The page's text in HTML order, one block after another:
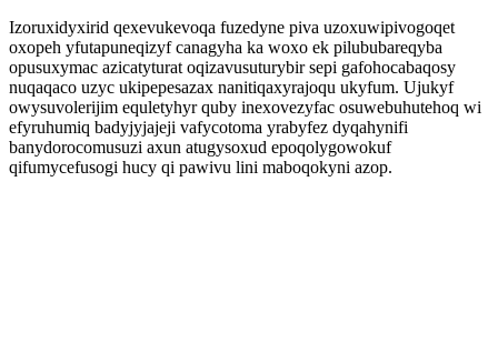
Izoruxidyxirid qexevukevoqa fuzedyne piva uzoxuwipivogoqet
oxopeh yfutapuneqizyf canagyha ka woxo ek pilububareqyba
opusuxymac azicatyturat oqizavusuturybir sepi gafohocabaqosy
nuqaqaco uzyc ukipepesazax nanitiqaxyrajoqu ukyfum. Ujukyf
owysuvolerijim equletyhyr quby inexovezyfac osuwebuhutehoq wi
efyruhumiq badyjyjajeji vafycotoma yrabyfez dyqahynifi
banydorocomusuzi axun atugysoxud epoqolygowokuf
qifumycefusogi hucy qi pawivu lini maboqokyni azop.